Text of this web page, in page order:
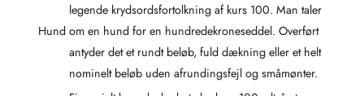
Hund
legende krydsordsfortolkning af kurs 100. Man taler
om en hund for en hundredekroneseddel. Overført
antyder det et rundt beløb, fuld dækning eller et helt
nominelt beløb uden afrundingsfejl og småmønter.